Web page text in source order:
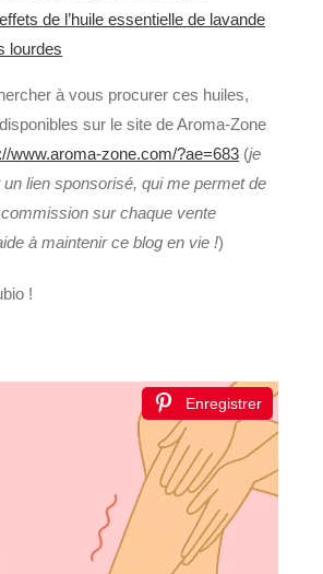
de l’huile essentielle de lavande
lourdes
à vous procurer ces huiles,
sur le site de Aroma-Zone
www.aroma-zone.com/?ae=683 (je
un lien sponsorisé, qui me permet de
sur chaque vente
à maintenir ce blog en vie !)
!
Enregistrer